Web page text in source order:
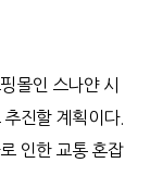
몰인 스나얀 시
진할 계획이다.
인한 교통 혼잡